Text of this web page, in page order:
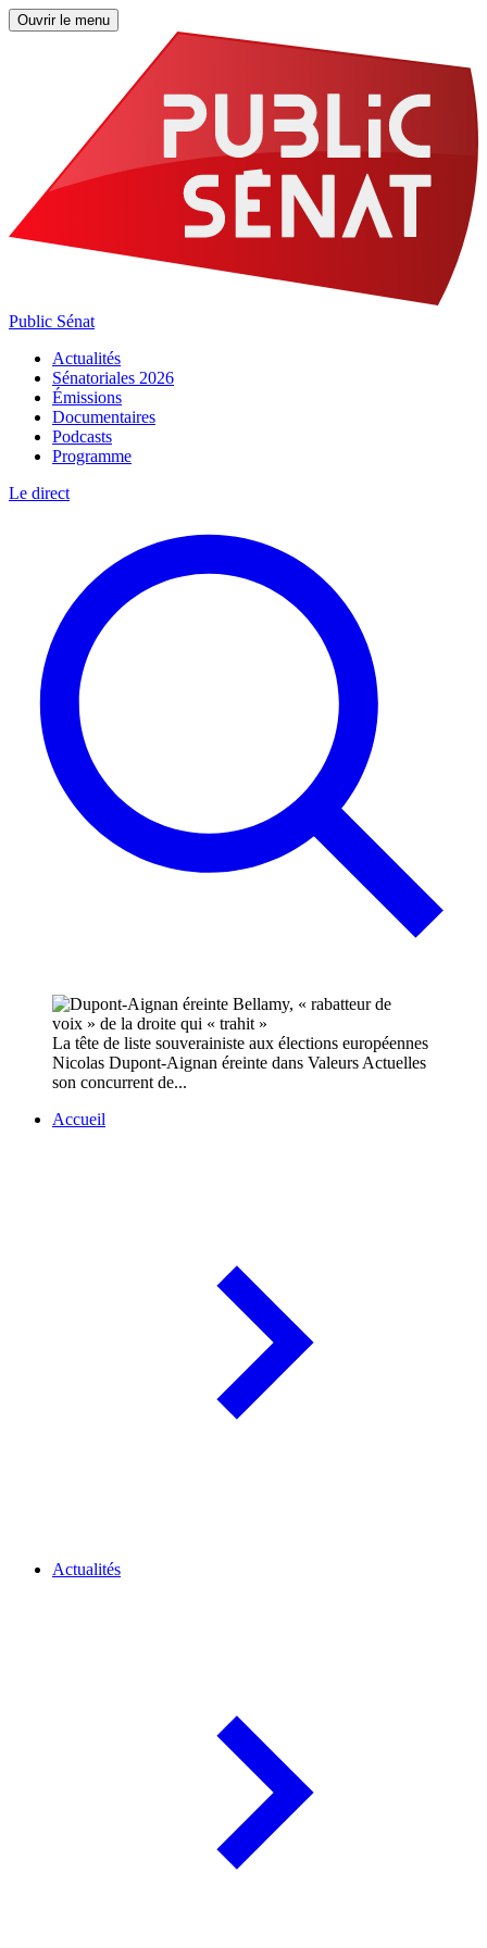
Ouvrir le menu
Public Sénat
Actualités
Sénatoriales 2026
Émissions
Documentaires
Podcasts
Programme
Le direct
La tête de liste souverainiste aux élections européennes
Nicolas Dupont-Aignan éreinte dans Valeurs Actuelles
son concurrent de...
Accueil
Actualités